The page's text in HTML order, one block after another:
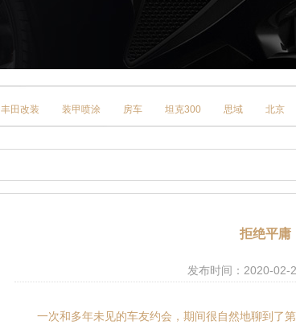
丰田改装 装甲喷涂 房车 坦克300 思域 北京
拒绝平庸
发布时间：2020-02-
一次和多年未见的车友约会，期间很自然地聊到了第